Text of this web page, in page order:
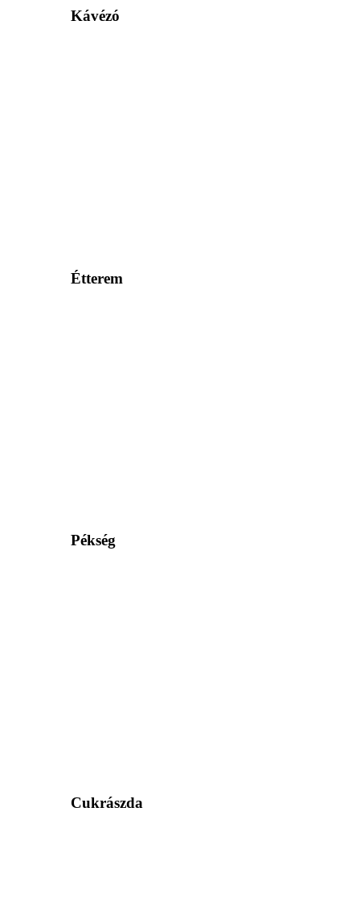
Kávézó
Étterem
Pékség
Cukrászda